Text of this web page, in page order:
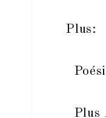
Plus:
Plus